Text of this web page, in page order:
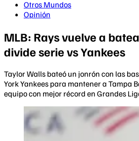
Otros Mundos
Opinión
MLB: Rays vuelve a
divide serie vs Yankees
Taylor Walls bateó un jonrón con las
York Yankees para mantener a Tampa
equipo con mejor récord en Grandes